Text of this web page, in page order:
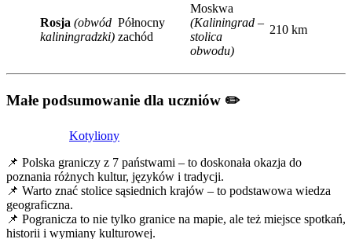
Rosja (obwód
kaliningradzki)
Północny
zachód
Moskwa
(Kaliningrad –
stolica
obwodu)
210 km
Małe podsumowanie dla uczniów ✏️
Kotyliony
📌 Polska graniczy z 7 państwami – to doskonała okazja do
poznania różnych kultur, języków i tradycji.
📌 Warto znać stolice sąsiednich krajów – to podstawowa wiedza
geograficzna.
📌 Pogranicza to nie tylko granice na mapie, ale też miejsce spotkań,
historii i wymiany kulturowej.